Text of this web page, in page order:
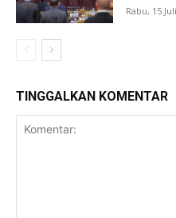
Rabu, 15
TINGGALKAN KOMENTAR